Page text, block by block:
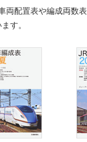
両配置表や編成両数
す。